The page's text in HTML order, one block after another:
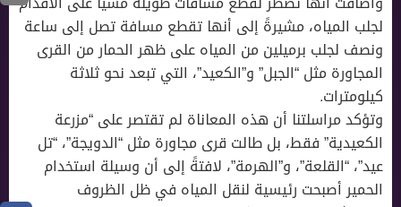
لجلب المياه، مشيرةً إلى أنها تقطع مسافة تصل إلى ساعة
ونصف لجلب برميلين من المياه على ظهر الحمار من القرى
المجاورة مثل “الجبل” و”الكعيد”، التي تبعد نحو ثلاثة
كيلومترات.
وتؤكد مراسلتنا أن هذه المعاناة لم تقتصر على “مزرعة
الكعيدية” فقط، بل طالت قرى مجاورة مثل “الدويجة”، “تل
عيد”، “القلعة”، و”الهرمة”، لافتةً إلى أن وسيلة استخدام
الحمير أصبحت رئيسية لنقل المياه في ظل الظروف